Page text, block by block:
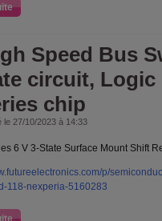
Speed Bus
circuit, Logic
chip
le 27/10/2023 à 14:33
6 V 3-State Surface Mount Shift
p/
118-nexperia-5160283